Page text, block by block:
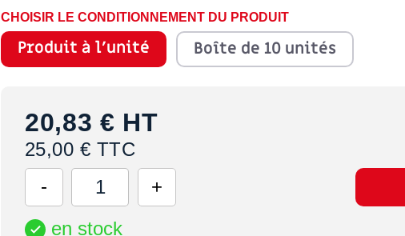
CHOISIR LE CONDITIONNEMENT DU PRODUIT
Produit à l'unité Boîte de 10 unités
20,83 € HT
25,00 € TTC
 en stock